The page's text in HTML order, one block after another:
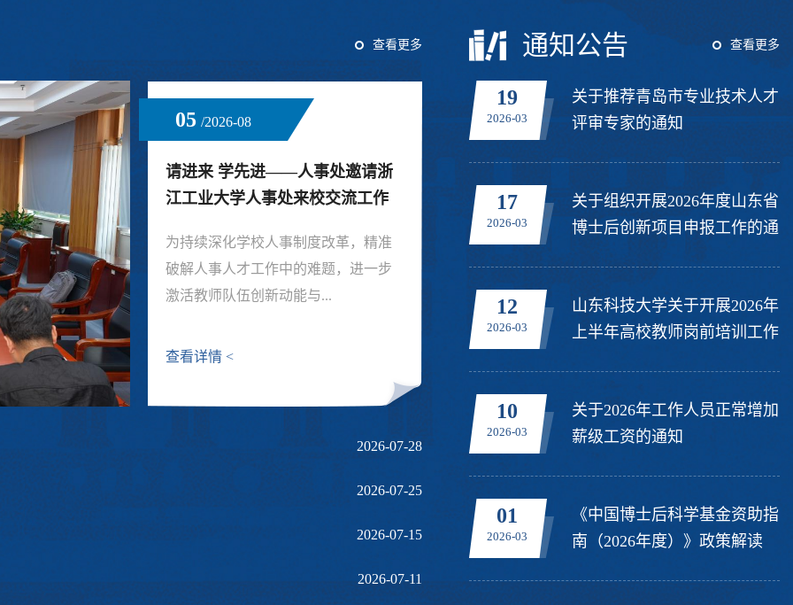
查看更多
05 /2026-08
请进来 学先进——人事处邀请浙
江工业大学人事处来校交流工作
为持续深化学校人事制度改革，精准
破解人事人才工作中的难题，进一步
激活教师队伍创新动能与...
查看详情 <
2026-07-28
2026-07-25
2026-07-15
2026-07-11
通知公告 查看更多
19
2026-03
关于推荐青岛市专业技术人才
评审专家的通知
17
2026-03
关于组织开展2026年度山东省
博士后创新项目申报工作的通
12
2026-03
山东科技大学关于开展2026年
上半年高校教师岗前培训工作
10
2026-03
关于2026年工作人员正常增加
薪级工资的通知
01
2026-03
《中国博士后科学基金资助指
南（2026年度）》政策解读